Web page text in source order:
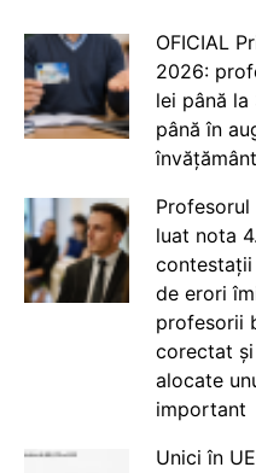
OFICIAL
2026:
lei până
până în
învățământ
Profesorul
luat nota
de erori
profesorii
corectat
alocate
important
Unici în